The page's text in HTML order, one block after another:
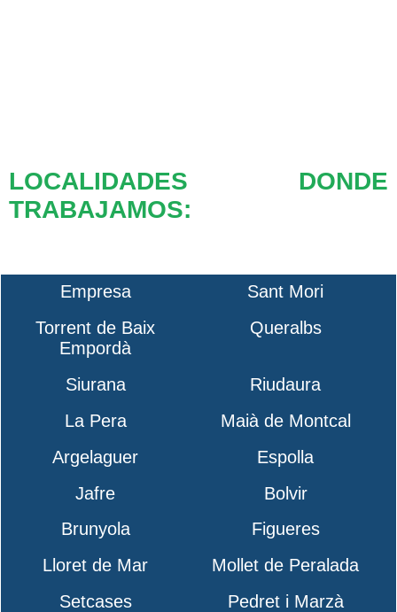
LOCALIDADES DONDE
TRABAJAMOS:
Empresa
Sant Mori
Torrent de Baix
Empordà
Queralbs
Siurana
Riudaura
La Pera
Maià de Montcal
Argelaguer
Espolla
Jafre
Bolvir
Brunyola
Figueres
Lloret de Mar
Mollet de Peralada
Setcases
Pedret i Marzà